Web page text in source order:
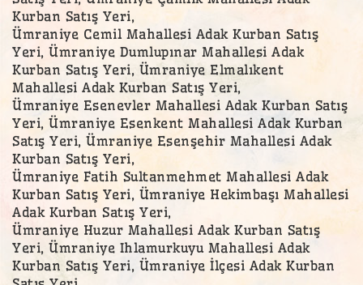
Kurban Satış Yeri,
Ümraniye Cemil Mahallesi Adak Kurban Satış
Yeri, Ümraniye Dumlupınar Mahallesi Adak
Kurban Satış Yeri, Ümraniye Elmalıkent
Mahallesi Adak Kurban Satış Yeri,
Ümraniye Esenevler Mahallesi Adak Kurban Satış
Yeri, Ümraniye Esenkent Mahallesi Adak Kurban
Satış Yeri, Ümraniye Esenşehir Mahallesi Adak
Kurban Satış Yeri,
Ümraniye Fatih Sultanmehmet Mahallesi Adak
Kurban Satış Yeri, Ümraniye Hekimbaşı Mahallesi
Adak Kurban Satış Yeri,
Ümraniye Huzur Mahallesi Adak Kurban Satış
Yeri, Ümraniye Ihlamurkuyu Mahallesi Adak
Kurban Satış Yeri, Ümraniye İlçesi Adak Kurban